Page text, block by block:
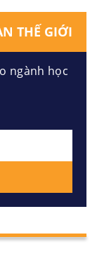
THẾ GIỚI
ngành học